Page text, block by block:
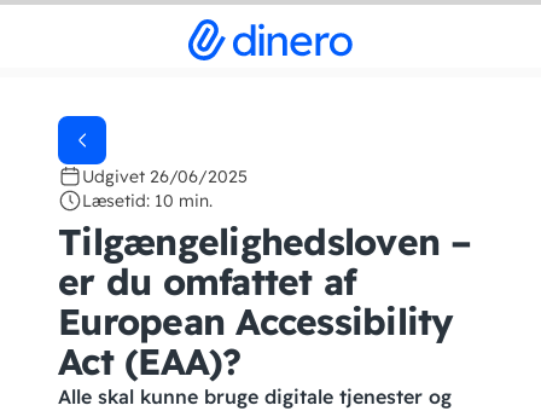
Udgivet 26/06/2025
Læsetid: 10 min.
Tilgængelighedsloven –
er du omfattet af
European Accessibility
Act (EAA)?
Alle skal kunne bruge digitale tjenester og